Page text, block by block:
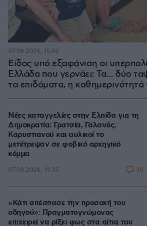
Είδος υπό εξαφάνιση οι
Ελλάδα που γερνάει: Τα... δύο
τα επιδόματα, η καθημερινότητά
07.08.2026, 15:59
Νέες καταγγελίες στην Ελπίδα για τη
Δημοκρατία: Γρατσία, Γαλανός,
Καρυστιανού και αυλικοί το
μετέτρεψαν σε φοβικό αρχηγικό
κόμμα
07.08.2026, 19:33 38
«Κάτι απέσπασε την προσοχή του
οδηγού»: Πραγματογνώμονας
επιχειρεί να ρίξει φως στα αίτια του